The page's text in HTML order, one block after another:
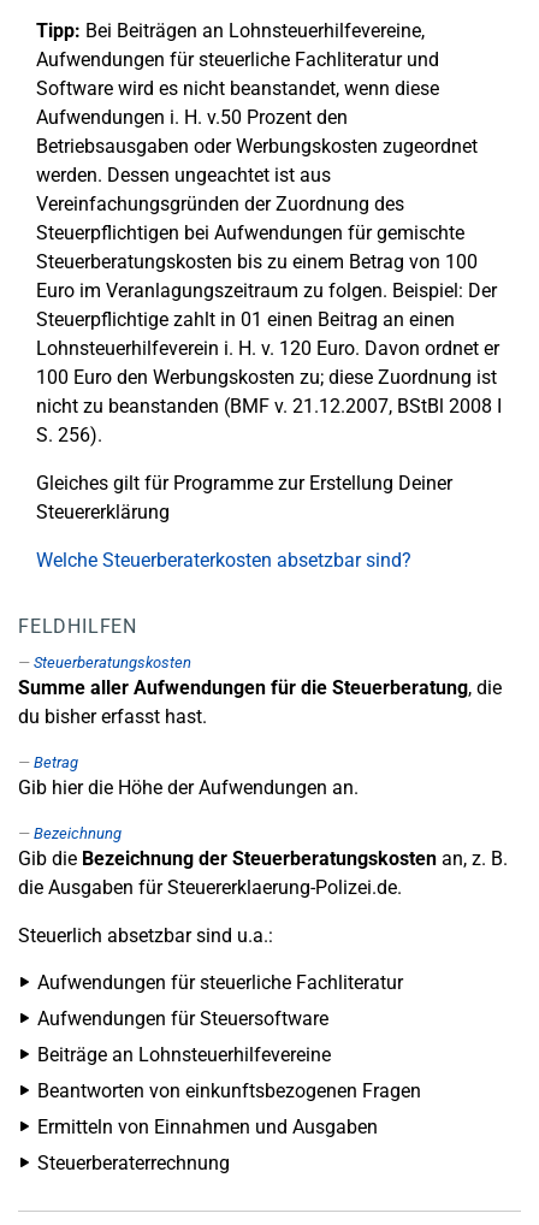
Tipp: Bei Beiträgen an Lohnsteuerhilfevereine,
Aufwendungen für steuerliche Fachliteratur und
Software wird es nicht beanstandet, wenn diese
Aufwendungen i. H. v.50 Prozent den
Betriebsausgaben oder Werbungskosten zugeordnet
werden. Dessen ungeachtet ist aus
Vereinfachungsgründen der Zuordnung des
Steuerpflichtigen bei Aufwendungen für gemischte
Steuerberatungskosten bis zu einem Betrag von 100
Euro im Veranlagungszeitraum zu folgen. Beispiel: Der
Steuerpflichtige zahlt in 01 einen Beitrag an einen
Lohnsteuerhilfeverein i. H. v. 120 Euro. Davon ordnet er
100 Euro den Werbungskosten zu; diese Zuordnung ist
nicht zu beanstanden (BMF v. 21.12.2007, BStBl 2008 I
S. 256).
Gleiches gilt für Programme zur Erstellung Deiner
Steuererklärung
Welche Steuerberaterkosten absetzbar sind?
FELDHILFEN
Steuerberatungskosten
Summe aller Aufwendungen für die Steuerberatung, die
du bisher erfasst hast.
Betrag
Gib hier die Höhe der Aufwendungen an.
Bezeichnung
Gib die Bezeichnung der Steuerberatungskosten an, z. B.
die Ausgaben für Steuererklaerung-Polizei.de.
Steuerlich absetzbar sind u.a.:
Aufwendungen für steuerliche Fachliteratur
Aufwendungen für Steuersoftware
Beiträge an Lohnsteuerhilfevereine
Beantworten von einkunftsbezogenen Fragen
Ermitteln von Einnahmen und Ausgaben
Steuerberaterrechnung